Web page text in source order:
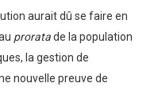
aurait dû se faire en
proratade la population
la gestion de
nouvelle preuve de